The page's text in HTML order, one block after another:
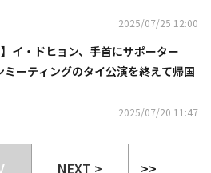
2025/07/25 12:00
】イ・ドヒョン、手首にサポーター
ーティングのタイ公演を終えて帰国
2025/07/20 11:47
NEXT > >>